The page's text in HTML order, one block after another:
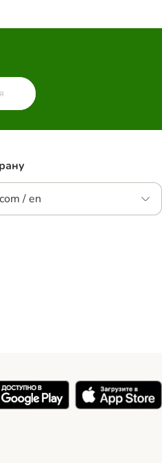
/ en